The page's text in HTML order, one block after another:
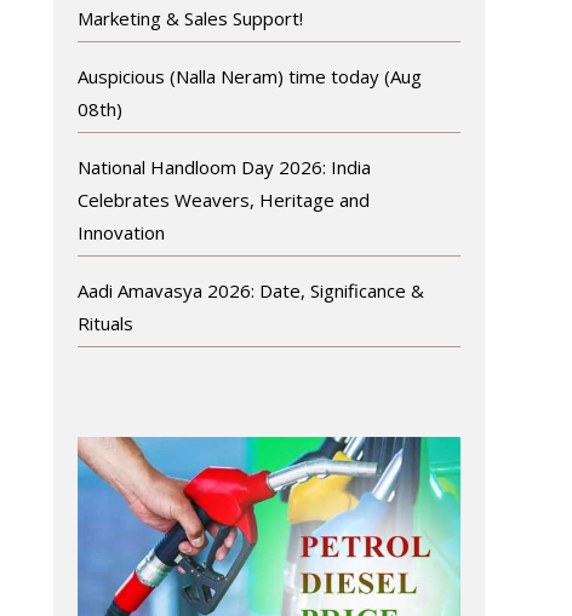
Marketing & Sales Support!
Auspicious (Nalla Neram) time today (Aug
08th)
National Handloom Day 2026: India
Celebrates Weavers, Heritage and
Innovation
Aadi Amavasya 2026: Date, Significance &
Rituals